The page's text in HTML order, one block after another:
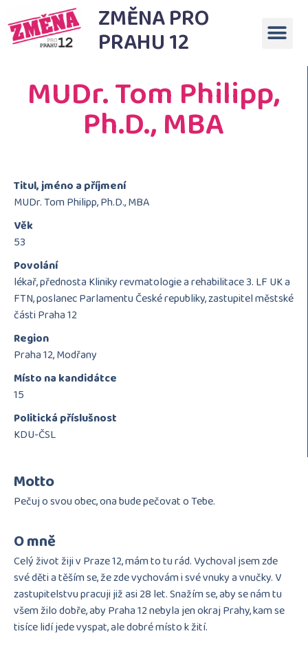
ZMĚNA PRO
PRAHU 12
MUDr. Tom Philipp,
Ph.D., MBA
Titul, jméno a příjmení
MUDr. Tom Philipp, Ph.D., MBA
Věk
53
Povolání
lékař, přednosta Kliniky revmatologie a rehabilitace 3. LF UK a
FTN, poslanec Parlamentu České republiky, zastupitel městské
části Praha 12
Region
Praha 12, Modřany
Místo na kandidátce
15
Politická příslušnost
KDU-ČSL
Motto
Pečuj o svou obec, ona bude pečovat o Tebe.
O mně
Celý život žiji v Praze 12, mám to tu rád. Vychoval jsem zde
své děti a těším se, že zde vychovám i své vnuky a vnučky. V
zastupitelstvu pracuji již asi 28 let. Snažím se, aby se nám tu
všem žilo dobře, aby Praha 12 nebyla jen okraj Prahy, kam se
tisíce lidí jede vyspat, ale dobré místo k žití.